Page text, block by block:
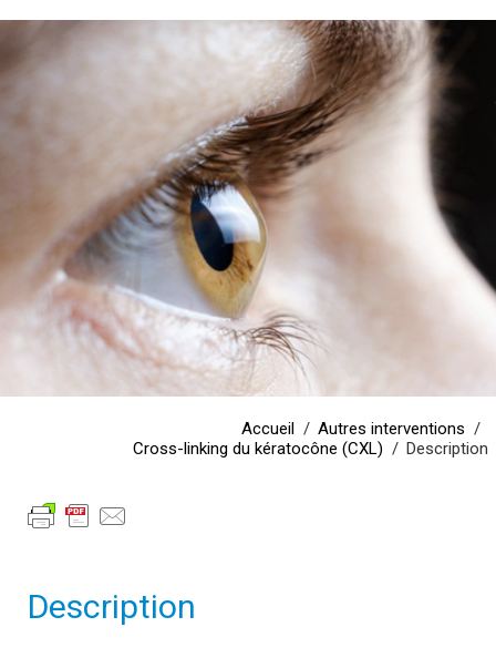
Accueil
Autres interventions
Cross-linking du kératocône (CXL)
Description
Description